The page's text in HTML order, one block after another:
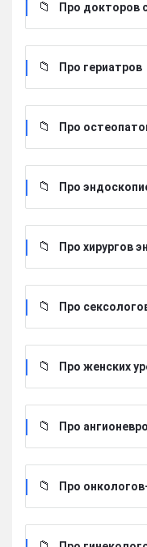
Про докторов
Про гериатров
Про
Про
Про хирургов
Про
Про женских
Про
Про